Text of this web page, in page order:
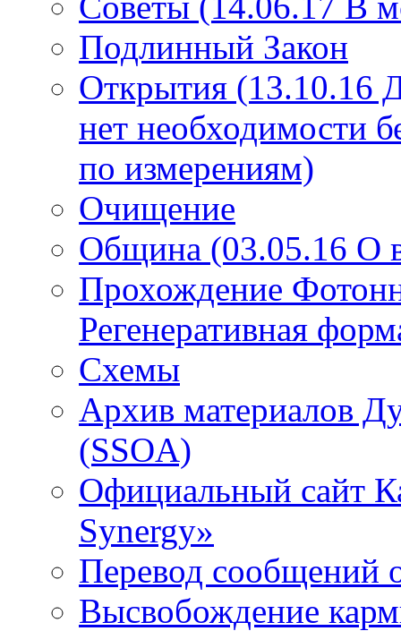
Подлинный Закон
Открытия (13.10.16
нет необходимости
по измерениям)
Очищение
Община (03.05.16 О
Прохождение
Регенеративная
Схемы
Архив материалов
(SSOA)
Официальный сайт
Synergy»
Перевод сообщений
Высвобождение